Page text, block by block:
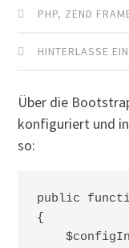
PHP, ZEND
HINTERLASSE
Über die
konfiguriert und
so:
public
{